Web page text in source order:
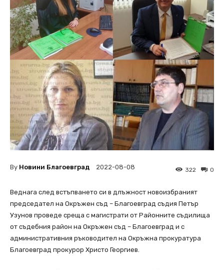
By Новини Благоевград 2022-08-08 0
322
Веднага след встъпването си в длъжност новоизбраният
председател на Окръжен съд – Благоевград съдия Петър
Узунов проведе среща с магистрати от Районните съдилища
от съдебния район на Окръжен съд – Благоевград и с
административния ръководител на Окръжна прокуратура
Благоевград прокурор Христо Георгиев.